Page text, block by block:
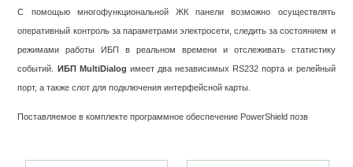
С помощью многофункциональной ЖК панели возможно осуществлять
оперативный контроль за параметрами электросети, следить за состоянием и
режимами работы ИБП в реальном времени и отслеживать статистику
событий. ИБП MultiDialog имеет два независимых RS232 порта и релейный
порт, а также слот для подключения интерфейсной карты.
Поставляемое в комплекте программное обеспечение PowerShield позв